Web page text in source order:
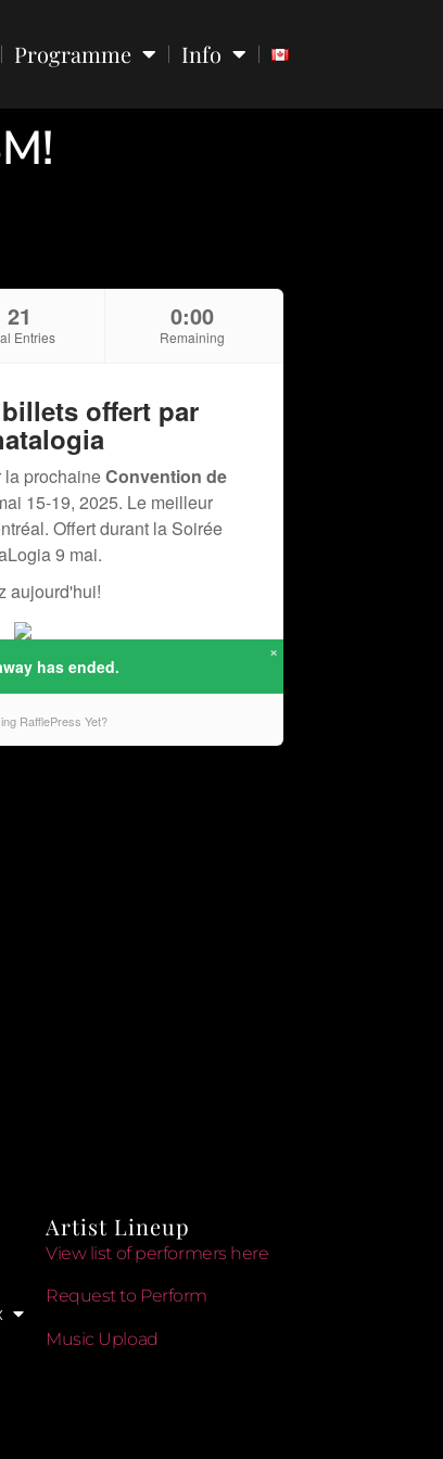
Programme Info
Artist Lineup
View list of performers here
Request to Perform
Music Upload